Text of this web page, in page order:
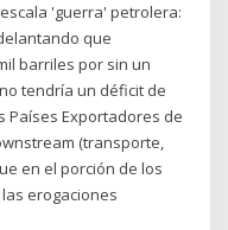
'guerra' petrolera:
que
barriles por sin un
tendría un déficit de
Países Exportadores de
(transporte,
en el porción de los
erogaciones